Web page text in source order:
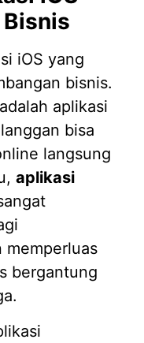
iOS yang
bisnis.
aplikasi
bisa
langsung
aplikasi
memperluas
bergantung